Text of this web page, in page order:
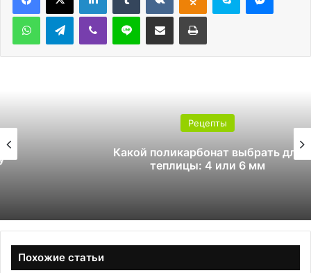
WhatsAppTelegramViber Line Поделиться через электронную почту Печатать
Какой поликарбонат выбрать для
теплицы: 4 или 6 мм
Похожие статьи